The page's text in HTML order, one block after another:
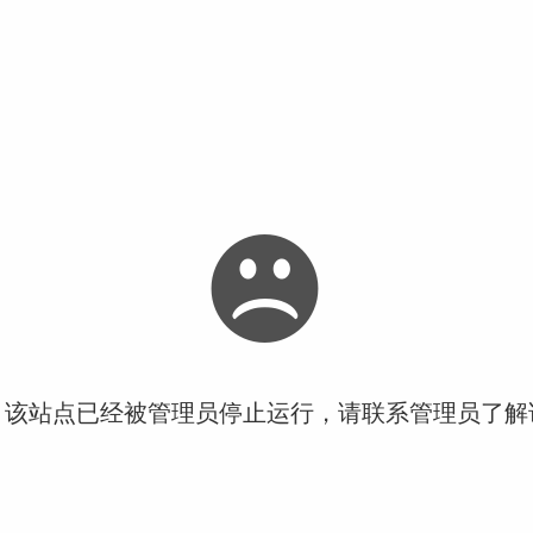
站点已经被管理员停止运行，请联系管理员了